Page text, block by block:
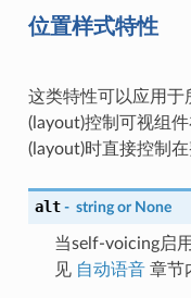
位置样式特性
这类特性可以应用于
(layout)控制可视组
(layout)时直接控制在
alt - string or None
当self-voicing启
见 自动语音章节